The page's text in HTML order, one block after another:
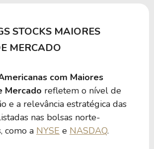
612,01 B
549,12 B
503,55 B
STOCKS MAIORES
MERCADO
com Maiores
Mercado refletem o nível de
e a relevância estratégica das
nas bolsas norte-
como a NYSE e NASDAQ.